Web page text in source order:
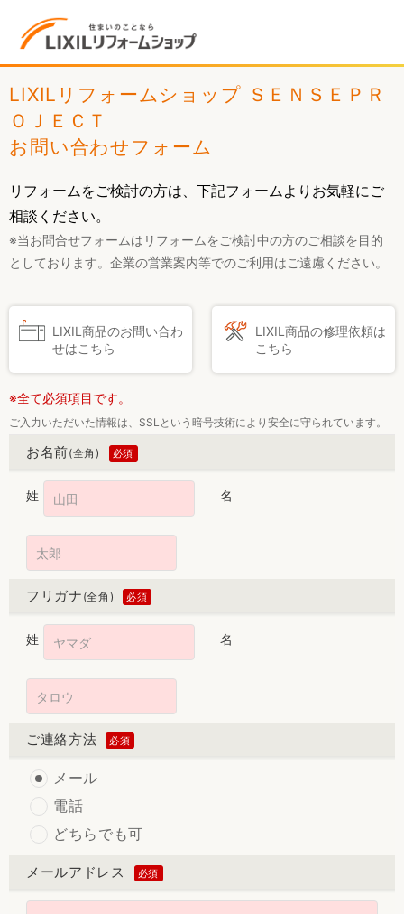
LIXILリフォームショップ ＳＥＮＳＥＰＲ
ＯＪＥＣＴ
お問い合わせフォーム
リフォームをご検討の方は、下記フォームよりお気軽にご
相談ください。
※当お問合せフォームはリフォームをご検討中の方のご相談を目的
としております。企業の営業案内等でのご利用はご遠慮ください。
LIXIL商品のお問い合わ
せはこちら
LIXIL商品の修理依頼は
こちら
※全て必須項目です。
ご入力いただいた情報は、SSLという暗号技術により安全に守られています。
お名前(全角)
姓 名
フリガナ (全角)
姓 名
ご連絡方法
メール
電話
どちらでも可
メールアドレス